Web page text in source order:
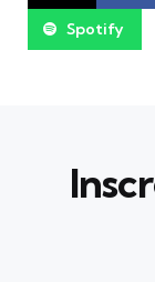
Spotify